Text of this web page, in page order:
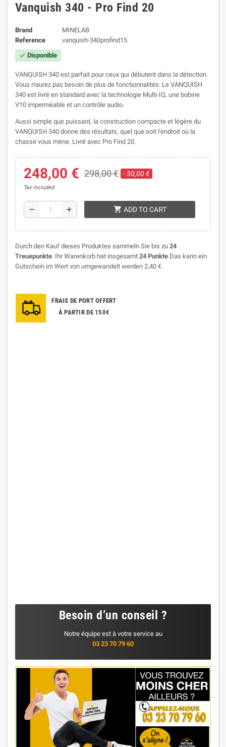
Vanquish 340 - Pro Find 20
Brand
MINELAB
Reference
vanquish-340profind15
check Disponible
VANQUISH 340 est parfait pour ceux qui débutent dans la détection.
Vous n'aurez pas besoin de plus de fonctionnalités. Le VANQUISH
340 est livré en standard avec la technologie Multi-IQ, une bobine
V10 imperméable et un contrôle audio.
Aussi simple que puissant, la construction compacte et légère du
VANQUISH 340 donne des résultats, quel que soit l'endroit où la
chasse vous mène. Livré avec Pro Find 20.
248,00 € 298,00 € - 50,00 €
Tax included
remove add shopping_cart ADD TO CART
Durch den Kauf dieses Produktes sammeln Sie bis zu 24
Treuepunkte. Ihr Warenkorb hat insgesamt 24 Punkte Das kann ein
Gutschein im Wert von umgewandelt werden 2,40 €.
FRAIS DE PORT OFFERT
À PARTIR DE 150€
Besoin d’un conseil ?
Notre équipe est à votre service au
03 23 70 79 60